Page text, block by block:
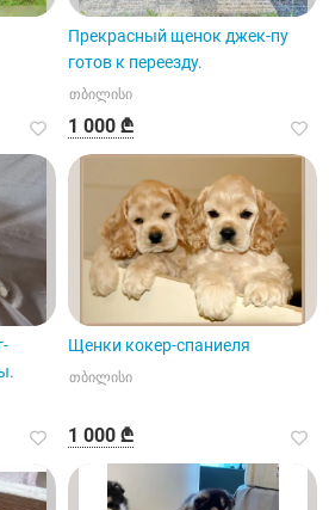
Прекрасный щенок джек-пу
готов к переезду.
თბილისი
1 000 ₾
Щенки кокер-спаниеля
თბილისი
1 000 ₾